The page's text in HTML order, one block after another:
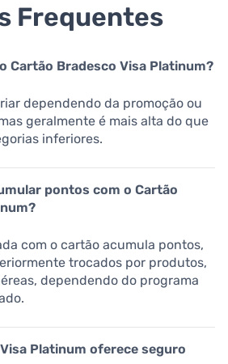
Frequentes
Cartão Bradesco Visa Platinum?
dependendo da promoção ou
geralmente é mais alta do que
inferiores.
pontos com o Cartão
com o cartão acumula pontos,
trocados por produtos,
dependendo do programa
Platinum oferece seguro